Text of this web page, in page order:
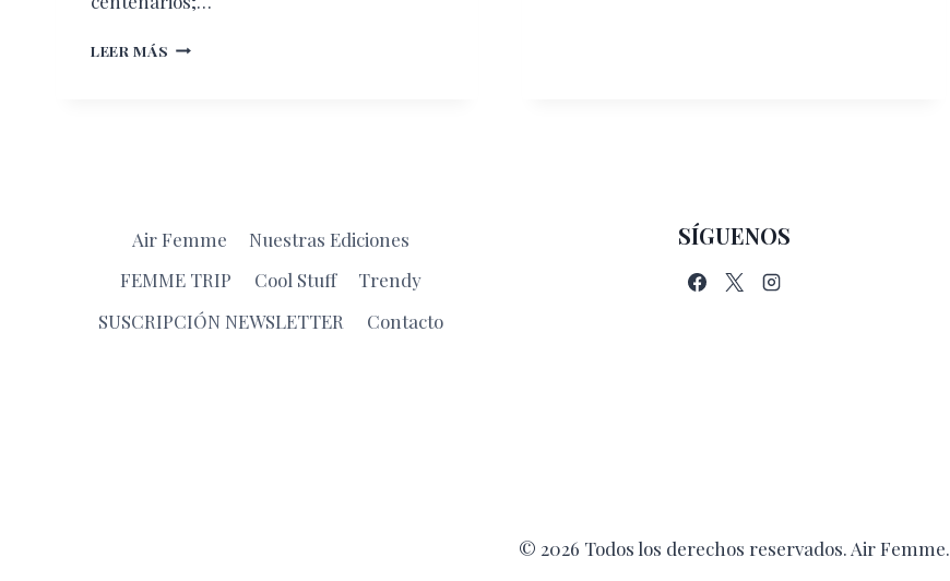
LEER MÁS BAJO
Y
EL
DE
Air Femme
Nuestras Ediciones
FEMME TRIP
Cool Stuff
Trendy
SUSCRIPCIÓN NEWSLETTER
Contacto
SÍGUENOS
© 2026 Todos los derechos reservados. Air Femme.